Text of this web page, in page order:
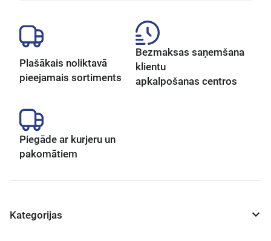
Plašākais noliktavā
pieejamais sortiments
Bezmaksas saņemšana
klientu
apkalpošanas centros
Piegāde ar kurjeru un
pakomātiem
Kategorijas